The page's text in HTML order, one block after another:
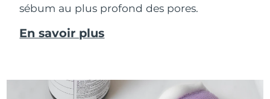
sébum au plus profond des pores.
En savoir plus